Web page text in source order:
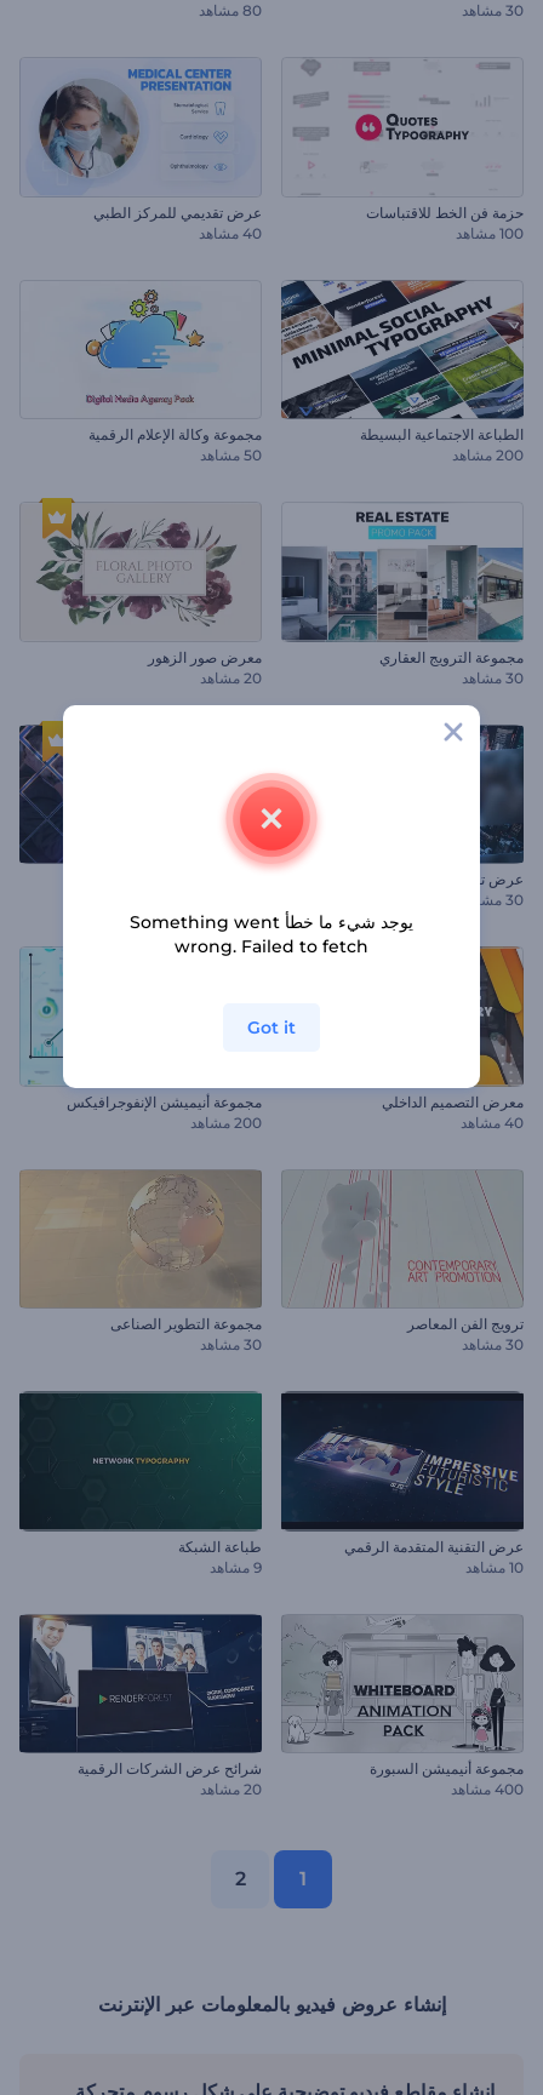
30 مشاهد
80 مشاهد
حزمة فن الخط للاقتباسات
100 مشاهد
عرض تقديمي للمركز الطبي
40 مشاهد
الطباعة الاجتماعية البسيطة
200 مشاهد
مجموعة وكالة الإعلام الرقمية
50 مشاهد
مجموعة الترويج العقاري
30 مشاهد
معرض صور الزهور
20 مشاهد
عرض تقديمي للمسار الزمني لشركة
30 مشاهد
معرض التصميم الداخلي
40 مشاهد
مجموعة أنيميشن الإنفوجرافيكس
200 مشاهد
ترويج الفن المعاصر
30 مشاهد
مجموعة التطوير الصناعى
30 مشاهد
عرض التقنية المتقدمة الرقمي
10 مشاهد
طباعة الشبكة
9 مشاهد
مجموعة أنيميشن السبورة
400 مشاهد
شرائح عرض الشركات الرقمية
20 مشاهد
1
2
إنشاء عروض فيديو بالمعلومات عبر الإنترنت
يوجد شيء ما خطأ Something went
wrong. Failed to fetch
Got it